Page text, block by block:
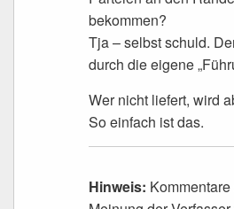
bekommen?
Tja – selbst schuld.
durch die eigene
Wer nicht liefert, wird
So einfach ist das.
Hinweis: